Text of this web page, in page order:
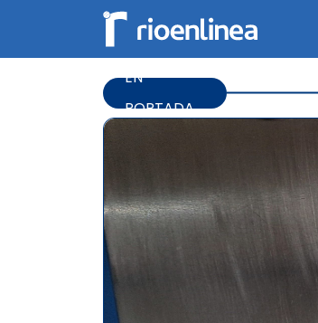
EN
PORTADA